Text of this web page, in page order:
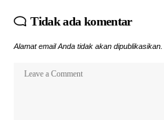
Tidak ada komentar
Alamat email Anda tidak akan dipublikasikan.